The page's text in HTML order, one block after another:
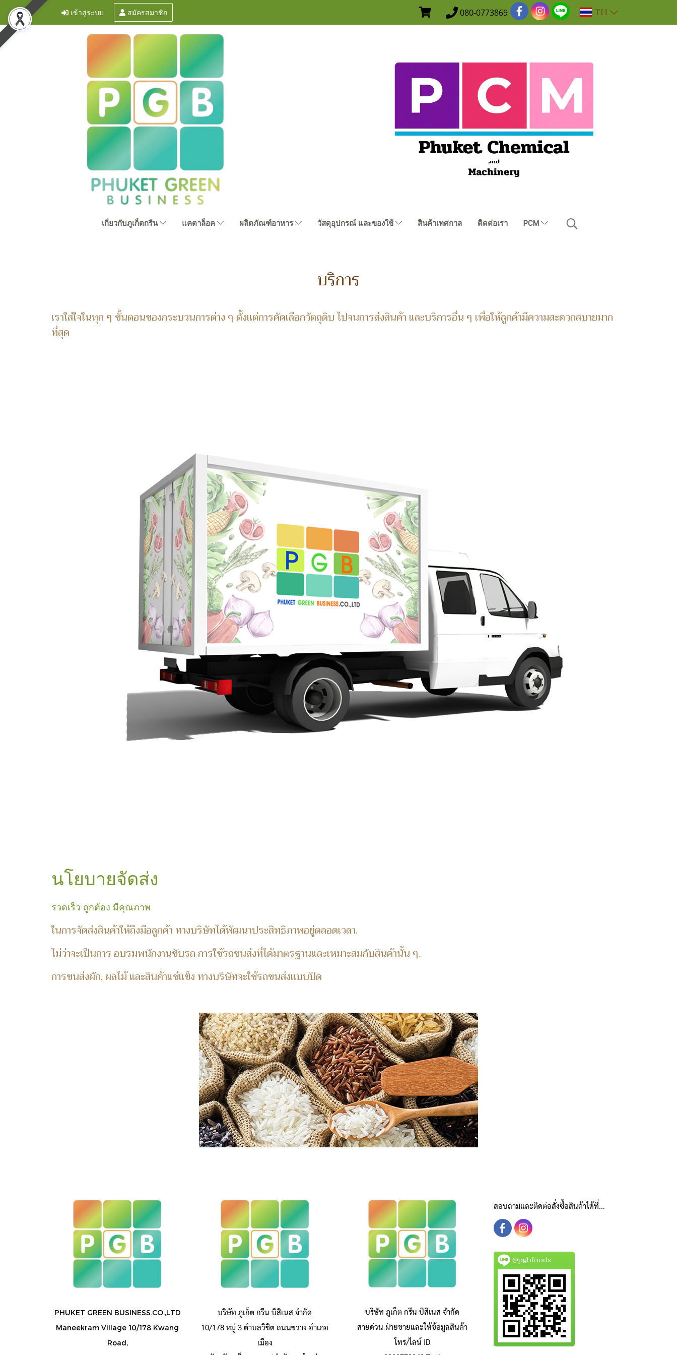
เข้าสู่ระบบ สมัครสมาชิก 080-0773869 TH
เกี่ยวกับภูเก็ตกรีน แคตาล็อค ผลิตภัณฑ์อาหาร วัสดุอุปกรณ์ และของใช้ สินค้าเทศกาล ติดต่อเรา PCM
บริการ
เราใส่ใจในทุก ๆ ขั้นตอนของกระบวนการต่าง ๆ ตั้งแต่การคัดเลือกวัตถุดิบ ไปจนการส่งสินค้า และบริการอื่น ๆ เพื่อให้ลูกค้ามีความสะดวกสบายมาก
ที่สุด
นโยบายจัดส่ง
รวดเร็ว ถูกต้อง มีคุณภาพ
ในการจัดส่งสินค้าให้ถึงมือลูกค้า ทางบริษัทได้พัฒนาประสิทธิภาพอยู่ตลอดเวลา.
ไม่ว่าจะเป็นการ อบรมพนักงานขับรถ การใช้รถขนส่งที่ได้มาตรฐานและเหมาะสมกับสินค้านั้น ๆ.
การขนส่งผัก, ผลไม้ และสินค้าแช่แข็ง ทางบริษัทจะใช้รถขนส่งแบบปิด
PHUKET GREEN BUSINESS.CO.,LTD
Maneekram Village 10/178 Kwang
Road,
บริษัท ภูเก็ต กรีน บิสิเนส จำกัด
10/178 หมู่ 3 ตำบลวิชิต ถนนขวาง อำเภอ
เมือง
บริษัท ภูเก็ต กรีน บิสิเนส จำกัด
สายด่วน ฝ่ายขายและให้ข้อมูลสินค้า
โทร/ไลน์ ID
สอบถามและติดต่อสั่งซื้อสินค้าได้ที่...
@pgbfoods